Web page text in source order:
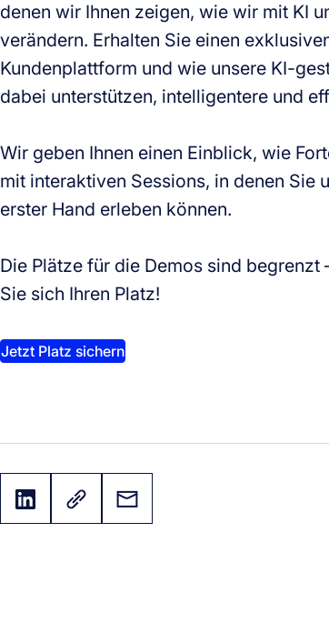
denen wir Ihnen zeigen, wie wir mit KI
verändern. Erhalten Sie einen
Kundenplattform und wie unsere KI-
dabei unterstützen, intelligentere und
Wir geben Ihnen einen Einblick, wie
mit interaktiven Sessions, in denen Sie
erster Hand erleben können.
Die Plätze für die Demos sind
Sie sich Ihren Platz!
Jetzt Platz sichern